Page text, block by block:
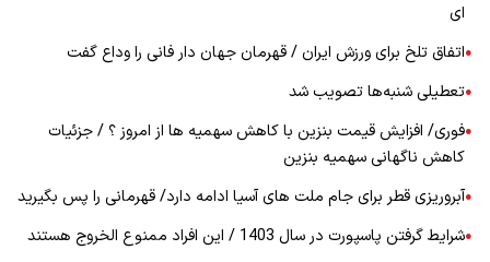
ای
●اتفاق تلخ برای ورزش ایران / قهرمان جهان دار فانی را وداع گفت
●تعطیلی شنبه‌ها تصویب شد
●فوری/ افزایش قیمت بنزین با کاهش سهمیه ها از امروز ؟ / جزئیات
کاهش ناگهانی سهمیه بنزین
●آبروریزی قطر برای جام ملت های آسیا ادامه دارد/ قهرمانی را پس بگیرید
●شرایط گرفتن پاسپورت در سال 1403 / این افراد ممنوع الخروج هستند